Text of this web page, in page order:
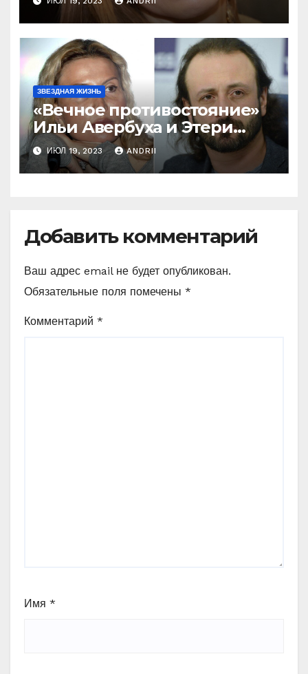
Домниной! Ну и ну!
ЗВЕЗДНАЯ ЖИЗНЬ
«Вечное противостояние»
Ильи Авербуха и Этери
Тутберидзе. Кто же
«перетянет одеяло» на
себя
ИЮЛ 19, 2023 ANDRII
Добавить комментарий
Ваш адрес email не будет опубликован.
Обязательные поля помечены *
Комментарий *
Имя *